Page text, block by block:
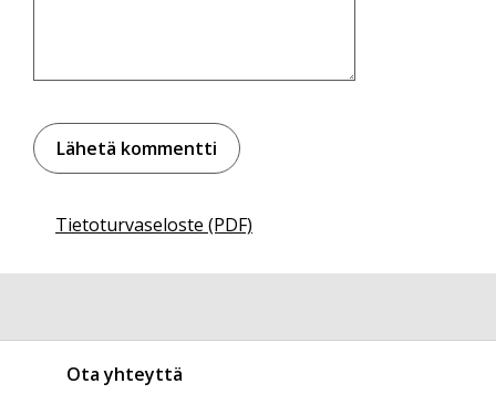
Tietoturvaseloste (PDF)
Ota yhteyttä